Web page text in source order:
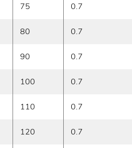
75 0.7
80 0.7
90 0.7
100 0.7
110 0.7
120 0.7